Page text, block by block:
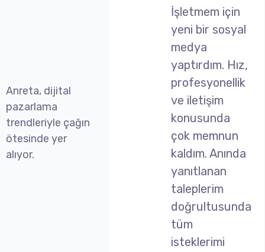
Anreta, dijital
pazarlama
trendleriyle çağın
ötesinde yer
alıyor.
İşletmem için
yeni bir sosyal
medya
yaptırdım. Hız,
profesyonellik
ve iletişim
konusunda
çok memnun
kaldım. Anında
yanıtlanan
taleplerim
doğrultusunda
tüm
isteklerimi